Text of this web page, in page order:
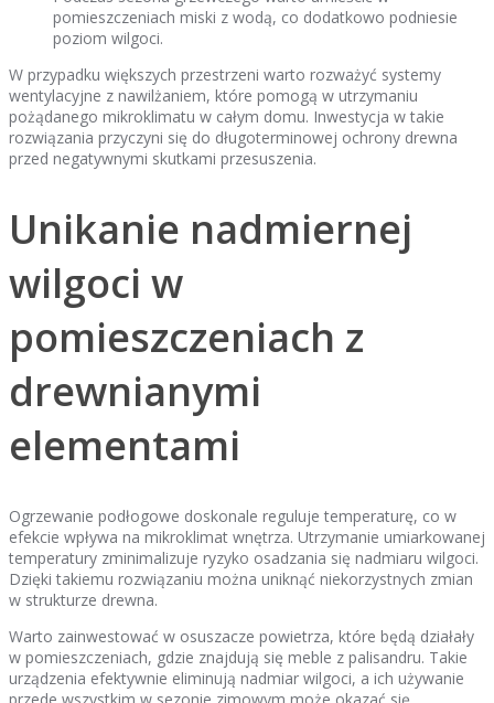
pomieszczeniach miski z wodą, co dodatkowo podniesie
poziom wilgoci.
W przypadku większych przestrzeni warto rozważyć systemy
wentylacyjne z nawilżaniem, które pomogą w utrzymaniu
pożądanego mikroklimatu w całym domu. Inwestycja w takie
rozwiązania przyczyni się do długoterminowej ochrony drewna
przed negatywnymi skutkami przesuszenia.
Unikanie nadmiernej
wilgoci w
pomieszczeniach z
drewnianymi
elementami
Ogrzewanie podłogowe doskonale reguluje temperaturę, co w
efekcie wpływa na mikroklimat wnętrza. Utrzymanie umiarkowanej
temperatury zminimalizuje ryzyko osadzania się nadmiaru wilgoci.
Dzięki takiemu rozwiązaniu można uniknąć niekorzystnych zmian
w strukturze drewna.
Warto zainwestować w osuszacze powietrza, które będą działały
w pomieszczeniach, gdzie znajdują się meble z palisandru. Takie
urządzenia efektywnie eliminują nadmiar wilgoci, a ich używanie